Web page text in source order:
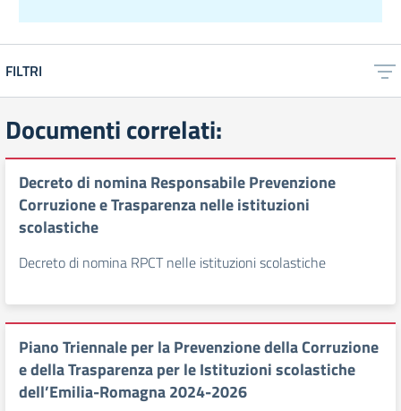
FILTRI
Documenti correlati:
Decreto di nomina Responsabile Prevenzione
Corruzione e Trasparenza nelle istituzioni
scolastiche
Decreto di nomina RPCT nelle istituzioni scolastiche
Piano Triennale per la Prevenzione della Corruzione
e della Trasparenza per le Istituzioni scolastiche
dell’Emilia-Romagna 2024-2026